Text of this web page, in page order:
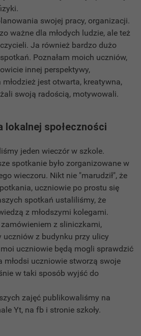
swojej pracy, organizacji.
ważne dla młodych ludzie, ale też
Ja również bardzo dużo
Poznałam moich uczniów,
innej perspektywy,
jest otwarta, kreatywna,
swoją radością, motywowali.
lokalnej społeczności
jeden wieczór w szkole.
spotkanie było zorganizowane w
wieczoru. Nikt nie "marudził", że
uczniowie po prostu się
spotkań ustaliliśmy, że
z młodszymi kolegami.
z sliniczkami,
z budynku przy ulicy
uczniowie będą mogli sprawdzić
młodsi uczniowie stworzą swoje
w taki sposób wyjść do
zajęć publikowaliśmy na
Yt, na fb i stronie szkoły.